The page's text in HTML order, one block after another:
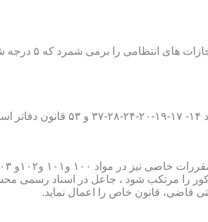
۱۰۳ قانون ثبت پیش بینی گردیده است؛
را مرتکب شود ، جاعل در اسناد رسمی
قاضی، قانون خاص را اعمال نماید.